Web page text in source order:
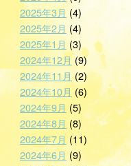
2025年3月 (4)
2025年2月(4)
2025年1月 (3)
2024年12月 (9)
2024年11月(2)
2024年10月 (6)
2024年9月 (5)
2024年8月 (8)
2024年7月 (11)
2024年6月(9)